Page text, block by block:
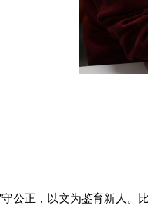
守公正，以文为鉴育新人。